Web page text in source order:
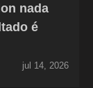
nada
é
jul 14, 2026